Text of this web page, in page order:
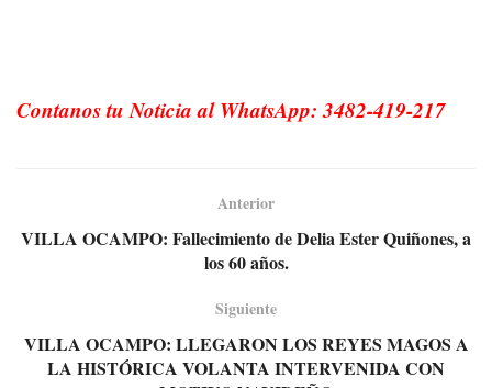
Contanos tu Noticia al WhatsApp: 3482-419-217
Anterior
VILLA OCAMPO: Fallecimiento de Delia Ester Quiñones, a
los 60 años.
Siguiente
VILLA OCAMPO: LLEGARON LOS REYES MAGOS A
LA HISTÓRICA VOLANTA INTERVENIDA CON